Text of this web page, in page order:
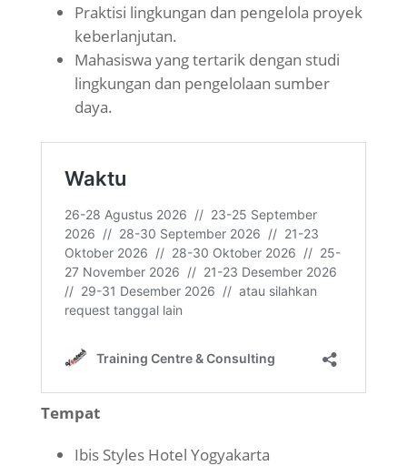
Praktisi lingkungan dan pengelola proyek
keberlanjutan.
Mahasiswa yang tertarik dengan studi
lingkungan dan pengelolaan sumber
daya.
Tempat
Ibis Styles Hotel Yogyakarta